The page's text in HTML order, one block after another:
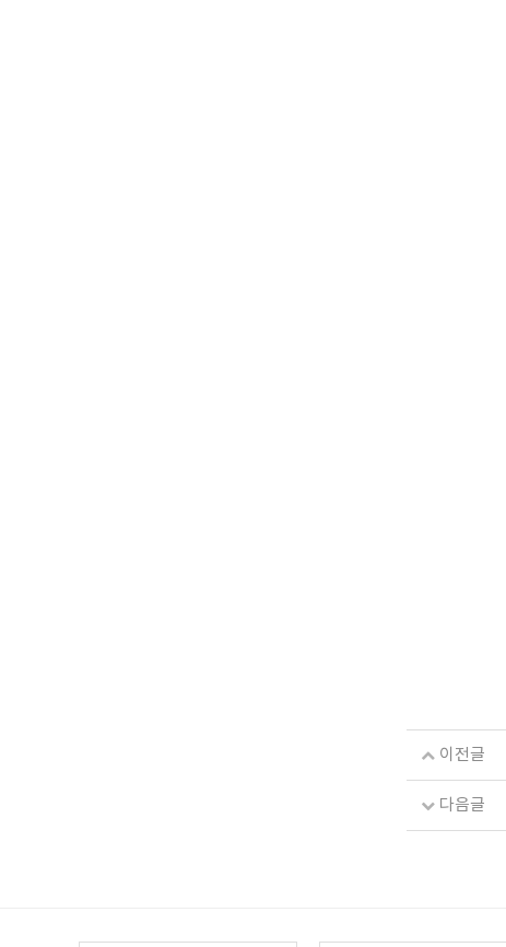
이전글
다음글